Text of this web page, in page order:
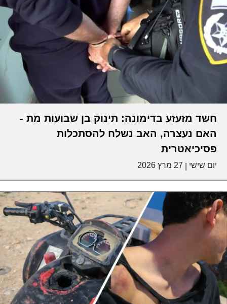
חשד מזעזע בדימונה: תינוק בן שבועות מת -
האם נעצרה, האב נשלח להסתכלות
פסיכיאטרית
יום שישי 27 מרץ 2026